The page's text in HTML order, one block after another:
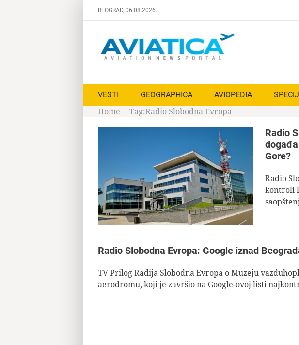
BEOGRAD, 06.08.2026.
VESTI GEOGRAPHICA AVIOPEDIA
Home | Tag:Radio Slobodna Evropa
Radio
Gore?
Radio
kontroli
Radio Slobodna Evropa: Google iznad
TV Prilog Radija Slobodna Evropa o Muzeju
aerodromu, koji je završio na Google-ovoj listi